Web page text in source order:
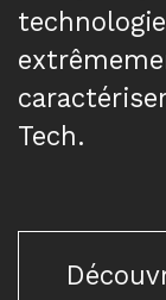
Tech.